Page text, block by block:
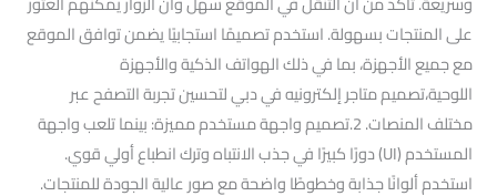
على المنتجات بسهولة. استخدم تصميمًا استجابيًا يضمن توافق الموقع
مع جميع الأجهزة، بما في ذلك الهواتف الذكية والأجهزة
اللوحية،تصميم متاجر إلكترونيه في دبي لتحسين تجربة التصفح عبر
مختلف المنصات. 2.تصميم واجهة مستخدم مميزة: بينما تلعب واجهة
المستخدم (UI) دورًا كبيرًا في جذب الانتباه وترك انطباع أولي قوي.
استخدم ألوانًا جذابة وخطوطًا واضحة مع صور عالية الجودة للمنتجات.